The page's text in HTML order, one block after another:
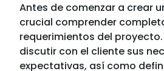
Antes de comenzar a crear
crucial comprender
requerimientos del
discutir con el cliente sus
expectativas, así como